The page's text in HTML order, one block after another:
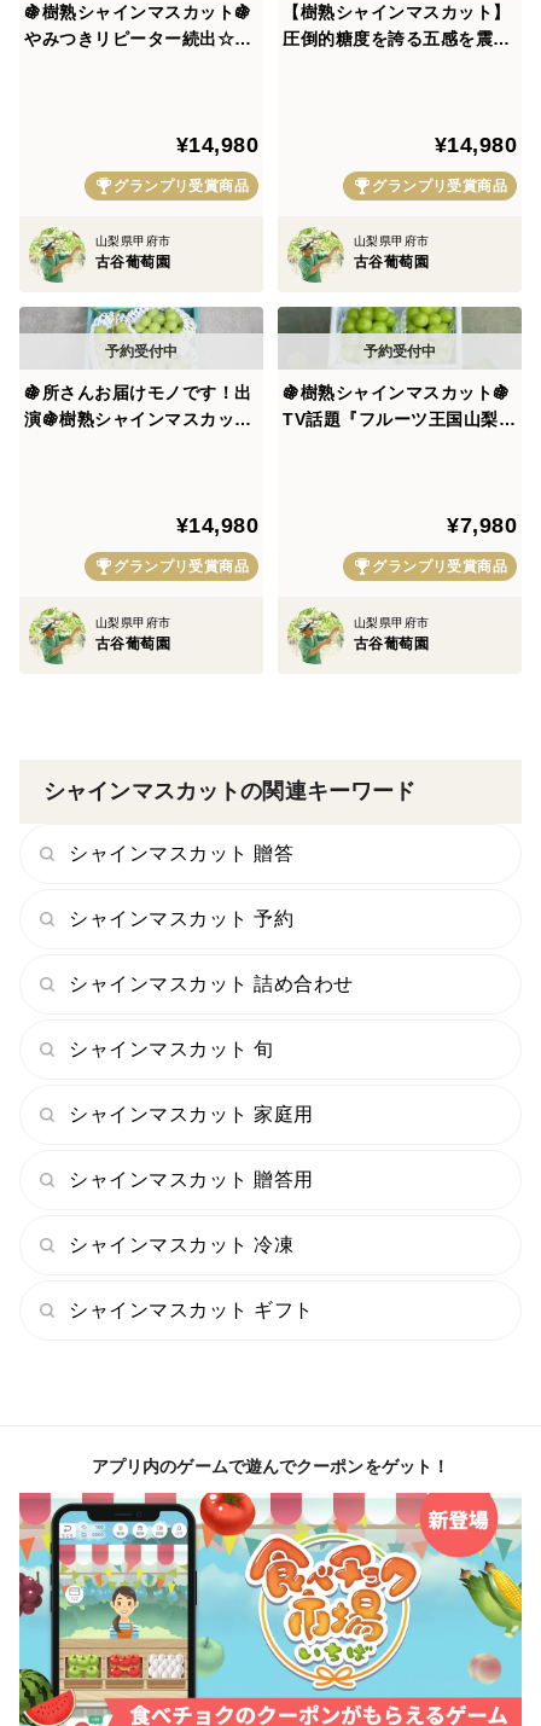
よくありがちな"ただ甘いという高糖度シャイン"ではな
なコク深い甘さを引き立てます。
果物で重要な旨味要素全てが絶妙なバランスを織りなし
合い生まれた樹熟シャインマスカットは
"一度食べたら戻れない"ほどの味わいと感動のひととき
をご提供します。
非常に希少で一般市場には一切出回らないため【期間限
特別公開しますのでページが閉ざされる前に予約枠を確
保して下さい。
※個数上限に達し次第、予告なく終了しますので予めご
了承ください。
るため生育が大幅に遅れたり、品質基準に満たないシャ
るため、ご注文時に頂いたご希望日や発送目安から大き
お届けまでにお時間を要するケースがございます。
また天候によって1週間～10日ほどずれ込んだりする
す。
ご注文時にご連絡する到着までの日数は"あくまで目
🍇樹熟シャインマスカット🍇
やみつきリピーター続出☆五
大容量約2kg【朝どれ】高級
ぶどう【家庭用・ギフト】🍇
8月下旬予約🍇
¥14,980
グランプリ受賞商品
山梨県甲府市
古谷葡萄園
【樹熟シャインマスカット】
圧倒的糖度を誇る五感を震わ
用】お得な大容量約2kg☆
【朝どれ】【家庭用・ギフト
用】🍇8月下旬予約🍇
¥14,980
グランプリ受賞商品
山梨県甲府市
古谷葡萄園
🍇所さんお届けモノです！出
演🍇樹熟シャインマスカット
織りなす大容量約2kg【朝ど
れ】葡萄【家庭用・ギフト】
🍇9月上旬🍇
¥14,980
グランプリ受賞商品
山梨県甲府市
古谷葡萄園
🍇樹熟シャインマスカット🍇
TV話題『フルーツ王国山梨の
級ぶどう【家庭用・ギフト】
【8月下旬予約】
¥7,980
グランプリ受賞商品
山梨県甲府市
古谷葡萄園
シャインマスカットの関連キーワード
シャインマスカット 贈答
シャインマスカット 予約
シャインマスカット 詰め合わせ
シャインマスカット 旬
シャインマスカット 家庭用
シャインマスカット 贈答用
シャインマスカット 冷凍
シャインマスカット ギフト
アプリ内のゲームで遊んでクーポンをゲット！